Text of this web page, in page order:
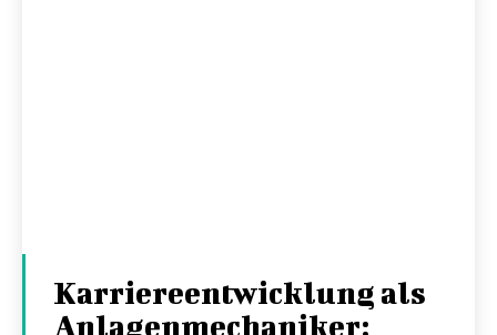
Karriereentwicklung als
Anlagenmechaniker: